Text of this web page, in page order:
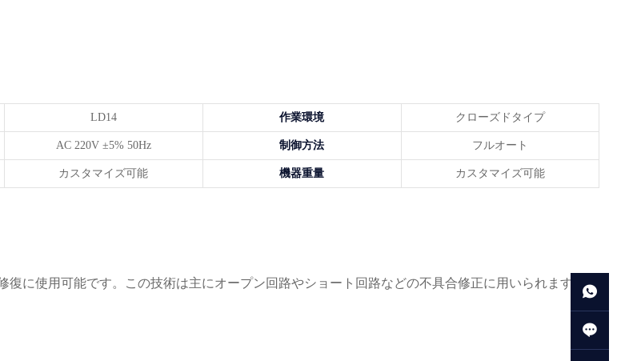
LD14 作業環境 クローズドタイプ
AC 220V ±5% 50Hz 制御方法 フルオート
カスタマイズ可能 機器重量 カスタマイズ可能
復に使用可能です。この技術は主にオープン回路やショート回路などの不具合修正に用いられます。